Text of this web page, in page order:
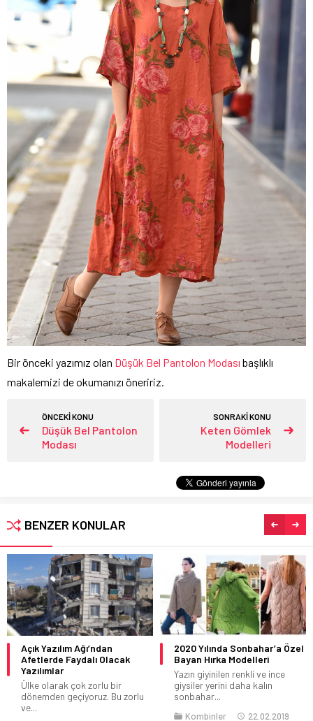
Bir önceki yazımız olan Düşük Bel Pantolon Modası başlıklı
makalemizi de okumanızı öneririz.
ÖNCEKİ KONU
Düşük Bel Pantolon
Modası
SONRAKİ KONU
Keten Gömlek
Modelleri
BENZER KONULAR
Açık Yazılım Ağı’ndan
Afetlerde Faydalı Olacak
Yazılımlar
Ülke olarak çok zorlu bir
dönemden geçiyoruz. Bu zorlu
ve...
2020 Yılında Sonbahar’a Özel
Bayan Hırka Modelleri
Yazın giyinilen renkli ve ince
giysiler yerini daha kalın
sonbahar...
Kombinler
22.02.2019